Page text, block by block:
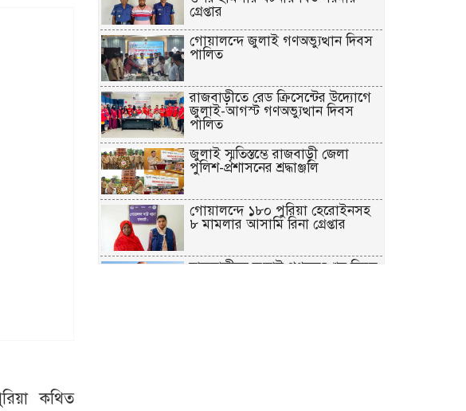
কথিত
গ্রেপ্তার
গোয়ালন্দে জুলাই গণঅভ্যুত্থান দিবস
পালিত
রাজবাড়ীতে রেড ক্রিসেন্টের উদ্যোগে
জুলাই-আগস্ট গণঅভ্যুত্থান দিবস
পালিত
জুলাই স্মৃতিস্তম্ভে রাজবাড়ী জেলা
পুলিশ-প্রশাসনের শ্রদ্ধাঞ্জলি
গোয়ালন্দে ১৮০ পুরিয়া হেরোইনসহ
৮ মামলার আসামি রিনা গ্রেপ্তার
রাজবাড়ীতে জুলাই গণঅভ্যুত্থান দিবস